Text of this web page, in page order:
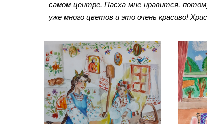
самом центре. Пасха мне нравится,
уже много цветов и это очень красиво!